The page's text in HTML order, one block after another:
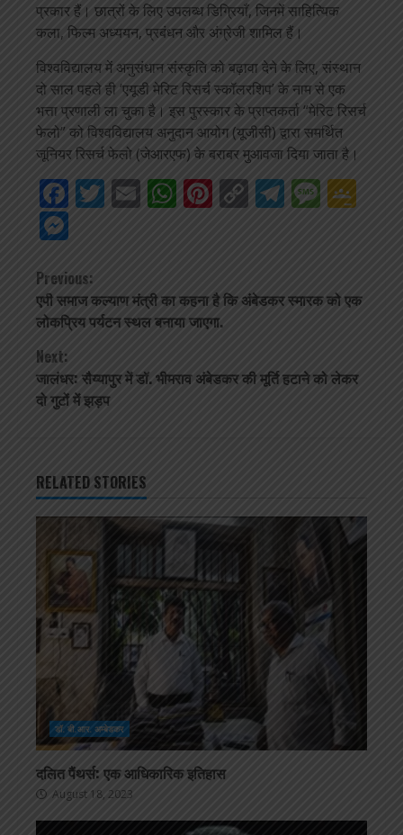
प्रकार हैं। छात्रों के लिए उपलब्ध डिग्रियाँ, जिनमें साहित्यिक
कला, फिल्म अध्ययन, प्रबंधन और अंग्रेजी शामिल हैं।
विश्वविद्यालय में अनुसंधान संस्कृति को बढ़ावा देने के लिए, संस्थान
दो साल पहले ही ‘एयूडी मेरिट रिसर्च स्कॉलरशिप’ के नाम से एक
भत्ता प्रणाली ला चुका है। इस पुरस्कार के प्राप्तकर्ता “मेरिट रिसर्च
फेलो” को विश्वविद्यालय अनुदान आयोग (यूजीसी) द्वारा समर्थित
जूनियर रिसर्च फेलो (जेआरएफ) के बराबर मुआवजा दिया जाता है।
Facebook
Twitter
EmailWhatsApp
Pinterest
Copy
Continue
Reading
Previous:
एपी समाज कल्याण मंत्री का कहना है कि अंबेडकर स्मारक को एक
लोकप्रिय पर्यटन स्थल बनाया जाएगा.
Next:
जालंधर: सैय्यापुर में डॉ. भीमराव अंबेडकर की मूर्ति हटाने को लेकर
दो गुटों में झड़प
RELATED STORIES
डॉ. बी.आर. अम्बेडकर
दलित पैंथर्स: एक आधिकारिक इतिहास
August 18, 2023